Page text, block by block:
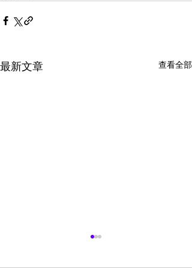
最新文章 查看全部